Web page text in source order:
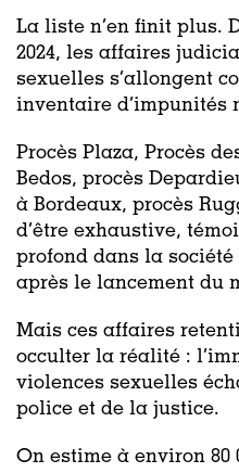
La liste n’en finit plus.
2024, les affaires
sexuelles s’allongent
inventaire d’impunités
Procès Plaza, Procès
Bedos, procès
à Bordeaux, procès
d’être exhaustive,
profond dans la
après le lancement du
Mais ces affaires
occulter la réalité :
violences sexuelles
police et de la justice.
On estime à environ 80